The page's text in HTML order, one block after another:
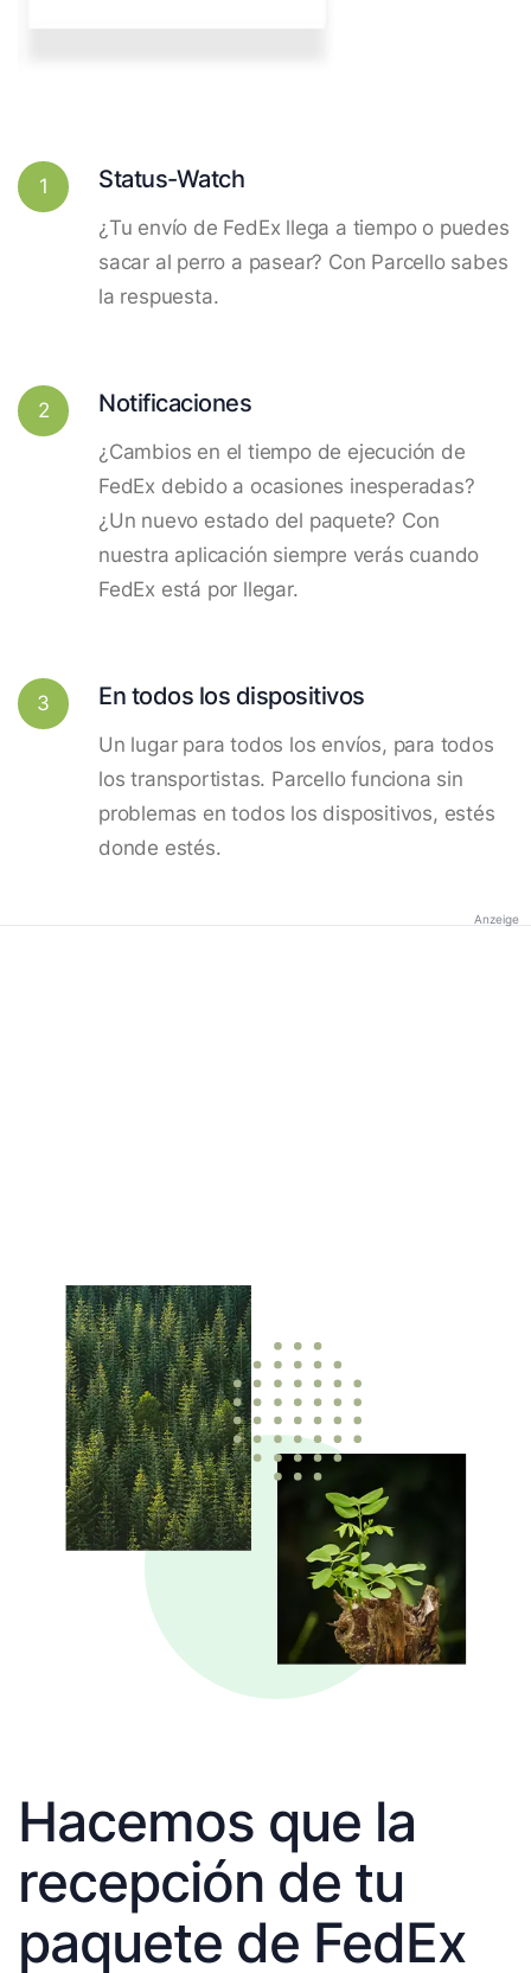
1 Status-Watch
¿Tu envío de FedEx llega a tiempo o puedes
sacar al perro a pasear? Con Parcello sabes
la respuesta.
2 Notificaciones
¿Cambios en el tiempo de ejecución de
FedEx debido a ocasiones inesperadas?
¿Un nuevo estado del paquete? Con
nuestra aplicación siempre verás cuando
FedEx está por llegar.
3 En todos los dispositivos
Un lugar para todos los envíos, para todos
los transportistas. Parcello funciona sin
problemas en todos los dispositivos, estés
donde estés.
Anzeige
Hacemos que la
recepción de tu
paquete de FedEx